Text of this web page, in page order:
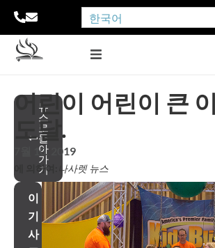
한국어
뉴
스
로
돌
아
가
기
어린이 어린이 큰
도달.
7월 10, 2019
에 의하여: 나사렛 뉴스
이
기
사